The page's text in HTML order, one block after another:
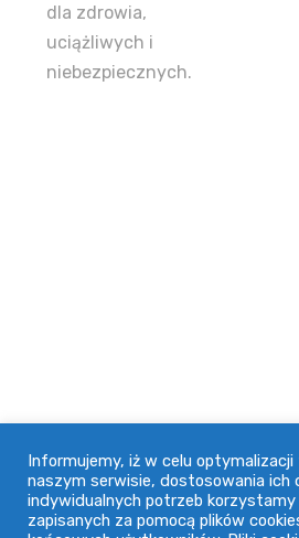
dla zdrowia,
uciążliwych i
niebezpiecznych.
szkoleniowych już ponad 33 lat.
jakości naszych usług jest
wieloma firmami w naszym
Regulamin
Informujemy, iż w celu
naszym serwisie, dostosowania ich
indywidualnych potrzeb
zapisanych za pomocą plików